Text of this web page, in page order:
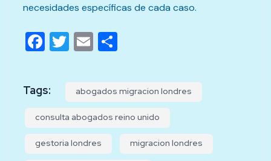
necesidades específicas de cada caso.
Facebook
Twitter
Email
Tags: abogados migracion londres
consulta abogados reino unido
gestoria londres migracion londres